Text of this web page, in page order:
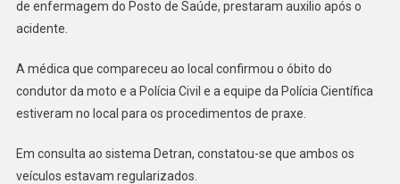
de enfermagem do Posto de Saúde, prestaram auxilio após o
acidente.
A médica que compareceu ao local confirmou o óbito do
condutor da moto e a Polícia Civil e a equipe da Polícia Científica
estiveram no local para os procedimentos de praxe.
Em consulta ao sistema Detran, constatou-se que ambos os
veículos estavam regularizados.